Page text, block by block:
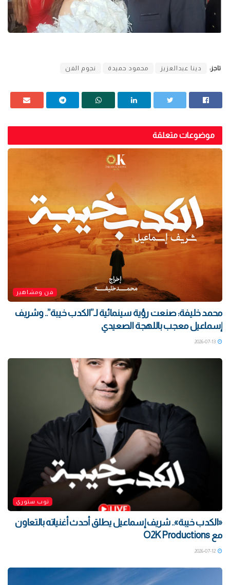
تاجز: دينا عبدالعزيز محمود حميدة نجوم الفن
موضوعات متعلقة
فن ومشاهير
محمد خليفة: صنعت رؤية سينمائية لـ”الكدب خيبة”.. وشريف
إسماعيل معجب باللهجة الصعيدي
2026-07-13
توب ستوري
«الكدب خيبة».. شريف إسماعيل يطلق أحدث أغنياته بالتعاون
مع O2K Productions
2026-07-12